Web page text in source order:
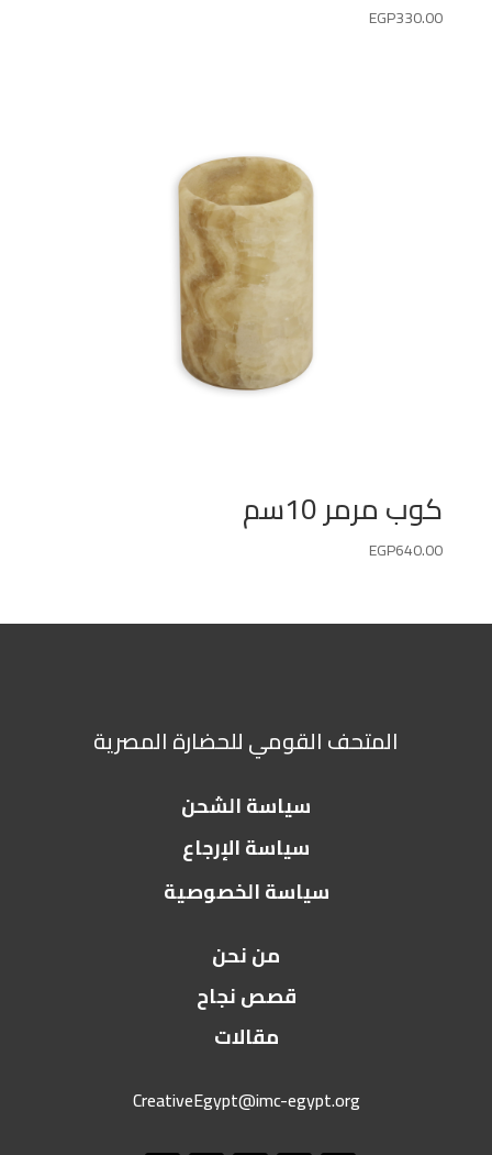
EGP330.00
كوب مرمر 10سم
EGP640.00
المتحف القومي للحضارة المصرية
سياسة الشحن
سياسة الإرجاع
سياسة الخصوصية
من نحن
قصص نجاح
مقالات
CreativeEgypt@imc-egypt.org